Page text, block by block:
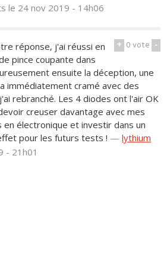
le 24 nov 2019 - 14h06
+ 0vote -
réponse, j'ai réussi en
pince coupante dans
ensuite la déception, une
immédiatement cramé avec des
rebranché. Les 4 diodes ont l'air OK
creuser davantage avec mes
en électronique et investir dans un
pour les futurs tests ! —lythium
- 21h01